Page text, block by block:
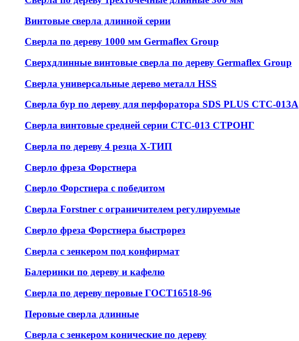
Винтовые сверла длинной серии
Сверла по дереву 1000 мм Germaflex Group
Сверхдлинные винтовые сверла по дереву Germaflex Group
Сверла универсальные дерево металл HSS
Cверла бур по дереву для перфоратора SDS PLUS СТС-013А
Сверла винтовые средней серии СТС-013 СТРОНГ
Сверла по дереву 4 резца Х-ТИП
Сверло фреза Форстнера
Сверло Форстнера с победитом
Сверла Forstner с ограничителем регулируемые
Сверло фреза Форстнера быстрорез
Сверла с зенкером под конфирмат
Балеринки по дереву и кафелю
Сверла по дереву перовые ГОСТ16518-96
Перовые сверла длинные
Сверла с зенкером конические по дереву